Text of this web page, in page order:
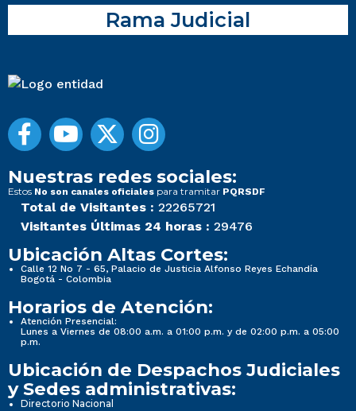
Rama Judicial
Nuestras redes sociales:
Estos No son canales oficiales para tramitar PQRSDF
Total de Visitantes : 22265721
Visitantes Últimas 24 horas : 29476
Ubicación Altas Cortes:
Calle 12 No 7 - 65, Palacio de Justicia Alfonso Reyes Echandía
Bogotá - Colombia
Horarios de Atención:
Atención Presencial:
Lunes a Viernes de 08:00 a.m. a 01:00 p.m. y de 02:00 p.m. a 05:00
p.m.
Ubicación de Despachos Judiciales
y Sedes administrativas:
Directorio Nacional